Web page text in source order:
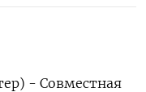
- Совместная